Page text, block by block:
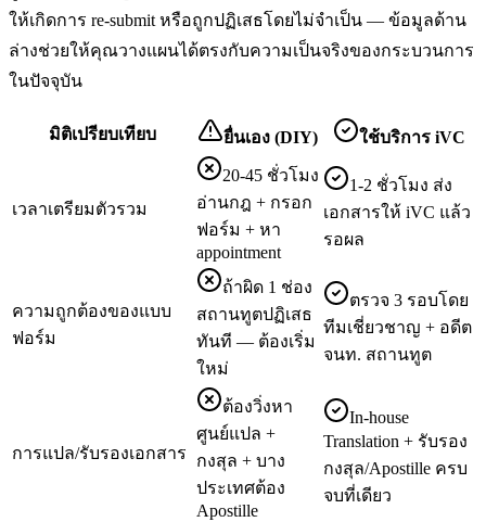
ให้เกิดการ re-submit หรือถูกปฏิเสธโดยไม่จำเป็น — ข้อมูลด้าน
ล่างช่วยให้คุณวางแผนได้ตรงกับความเป็นจริงของกระบวนการ
ในปัจจุบัน
มิติเปรียบเทียบ ยื่นเอง (DIY) ใช้บริการ iVC
เวลาเตรียมตัวรวม
20-45 ชั่วโมง
อ่านกฎ + กรอก
ฟอร์ม + หา
appointment
1-2 ชั่วโมง ส่ง
เอกสารให้ iVC แล้ว
รอผล
ความถูกต้องของแบบ
ฟอร์ม
ถ้าผิด 1 ช่อง
สถานทูตปฏิเสธ
ทันที — ต้องเริ่ม
ใหม่
ตรวจ 3 รอบโดย
ทีมเชี่ยวชาญ + อดีต
จนท. สถานทูต
การแปล/รับรองเอกสาร
ต้องวิ่งหา
ศูนย์แปล +
กงสุล + บาง
ประเทศต้อง
Apostille
In-house
Translation + รับรอง
กงสุล/Apostille ครบ
จบที่เดียว